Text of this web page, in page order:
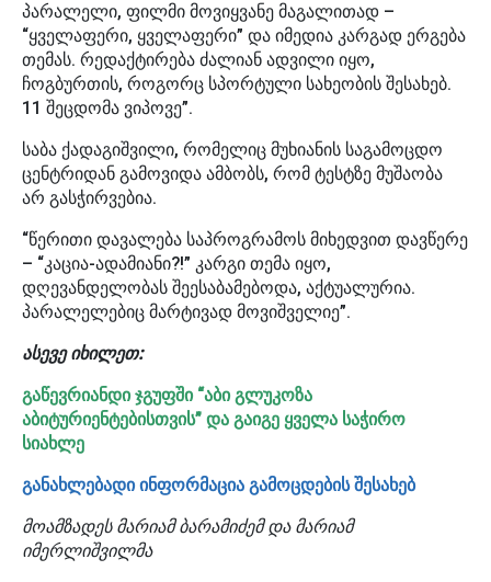
პარალელი, ფილმი მოვიყვანე მაგალითად –
“ყველაფერი, ყველაფერი” და იმედია კარგად ერგება
თემას. რედაქტირება ძალიან ადვილი იყო,
ჩოგბურთის, როგორც სპორტული სახეობის შესახებ.
11 შეცდომა ვიპოვე”.
საბა ქადაგიშვილი, რომელიც მუხიანის საგამოცდო
ცენტრიდან გამოვიდა ამბობს, რომ ტესტზე მუშაობა
არ გასჭირვებია.
“წერითი დავალება საპროგრამოს მიხედვით დავწერე
– “კაცია-ადამიანი?!” კარგი თემა იყო,
დღევანდელობას შეესაბამებოდა, აქტუალურია.
პარალელებიც მარტივად მოვიშველიე”.
ასევე იხილეთ:
გაწევრიანდი ჯგუფში “აბი გლუკოზა
აბიტურიენტებისთვის” და გაიგე ყველა საჭირო
სიახლე
განახლებადი ინფორმაცია გამოცდების შესახებ
მოამზადეს მარიამ ბარამიძემ და მარიამ
იმერლიშვილმა